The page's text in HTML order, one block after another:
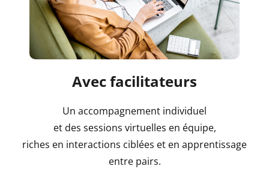
Avec facilitateurs
Un accompagnement individuel
et des sessions virtuelles en équipe,
riches en interactions ciblées et en apprentissage
entre pairs.